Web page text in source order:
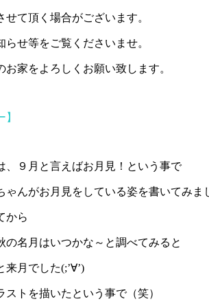
せて頂く場合がございます。
せ等をご覧くださいませ。
家をよろしくお願い致します。
、９月と言えばお月見！という事で
ゃんがお月見をしている姿を書いてみま
から
の名月はいつかな～と調べてみると
月でした(;’∀’)
トを描いたという事で（笑）